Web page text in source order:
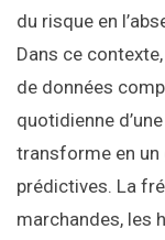
du risque en
Dans ce
de données
quotidienne
transforme en
prédictives. La
marchandes, les